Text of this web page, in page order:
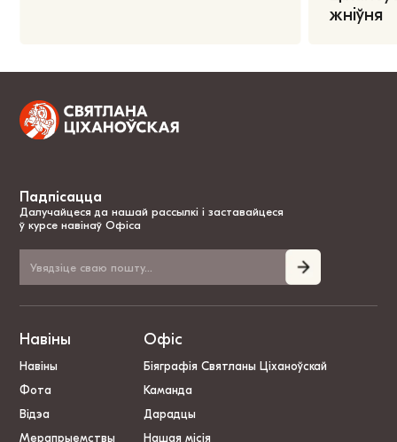
жніўня
Падпісацца
Далучайцеся да нашай рассылкі і заставайцеся
ў курсе навінаў Офіса
Навіны
Навіны
Фота
Відэа
Мерапрыемствы
Офіс
Біяграфія Святланы Ціханоўскай
Каманда
Дарадцы
Нашая місія